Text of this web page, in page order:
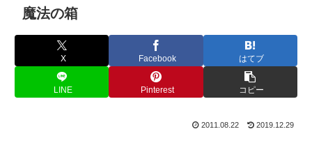
魔法の箱
X Facebook はてブ
LINE Pinterest コピー
2011.08.22 2019.12.29